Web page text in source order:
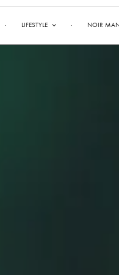
LIFESTYLE NOIR